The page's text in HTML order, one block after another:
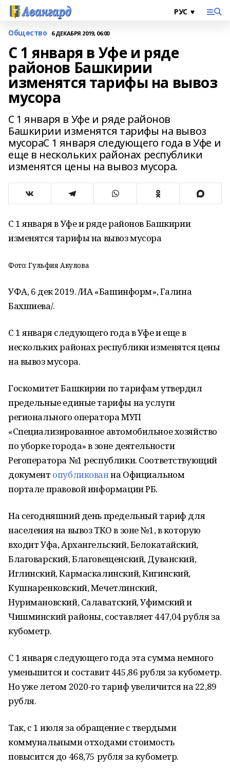
Общество 6 ДЕКАБРЯ 2019, 06:00
С 1 января в Уфе и ряде
районов Башкирии
изменятся тарифы на вывоз
мусора
С 1 января в Уфе и ряде районов
Башкирии изменятся тарифы на вывоз
мусораС 1 января следующего года в Уфе и
еще в нескольких районах республики
изменятся цены на вывоз мусора.
С 1 января в Уфе и ряде районов Башкирии
изменятся тарифы на вывоз мусора
Фото: Гульфия Акулова
УФА, 6 дек 2019. /ИА «Башинформ», Галина
Бахшиева/.
С 1 января следующего года в Уфе и еще в
нескольких районах республики изменятся цены
на вывоз мусора.
Госкомитет Башкирии по тарифам утвердил
предельные единые тарифы на услуги
регионального оператора МУП
«Специализированное автомобильное хозяйство
по уборке города» в зоне деятельности
Регоператора №1 республики. Соответствующий
документ опубликованна Официальном
портале правовой информации РБ.
На сегодняшний день предельный тариф для
населения на вывоз ТКО в зоне №1, в которую
входит Уфа, Архангельский, Белокатайский,
Благоварский, Благовещенский, Дуванский,
Иглинский, Кармаскалинский, Кигинский,
Кушнаренковский, Мечетлинский,
Нуримановский, Салаватский, Уфимский и
Чишминский районы, составляет 447,04 рубля за
кубометр.
С 1 января следующего года эта сумма немного
уменьшится и составит 445,86 рубля за кубометр.
Но уже летом 2020-го тариф увеличится на 22,89
рубля.
Так, с 1 июля за обращение с твердыми
коммунальными отходами стоимость
повысится до 468,75 рубля за кубометр.